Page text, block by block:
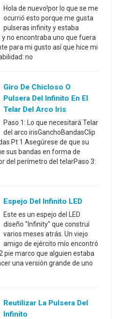
Hola de nuevo!por lo que se me
ocurrió esto porque me gusta
pulseras infinity y estaba
no encontraba uno que fuera
para mi gusto así que hice mi
no
Giro De Chicloso O
Pulsera Del Infinito En El
Telar Del Arco Iris
Paso 1: Lo que necesitará Telar
del arco irisGanchoBandasClip
Pt 1 Asegúrese de que su
sus bandas en forma de
del perímetro del telarPaso 3:
Espejo Del Infinito LED
Este es un espejo del LED
diseño "Infinity" que construí
varios meses atrás. Un viejo
amigo de ejército mío encontró
pie marco que alguien estaba
una versión grande de uno
Reutilizar La Pulsera Del
Infinito